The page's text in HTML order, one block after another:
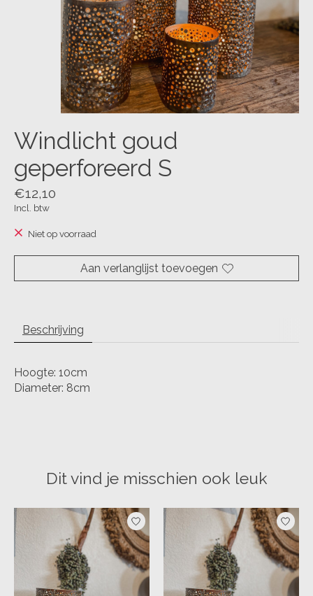
Windlicht goud
geperforeerd S
€12,10
Incl. btw
Niet op voorraad
Aan verlanglijst toevoegen
Beschrijving
Hoogte: 10cm
Diameter: 8cm
Dit vind je misschien ook leuk
Items van productcarrousel